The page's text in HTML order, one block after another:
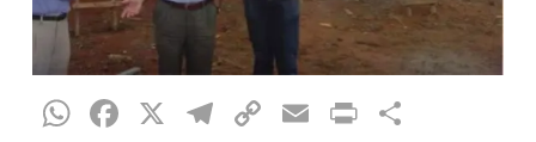
WhatsApp
Facebook
X Telegram
CopyEmailPrint